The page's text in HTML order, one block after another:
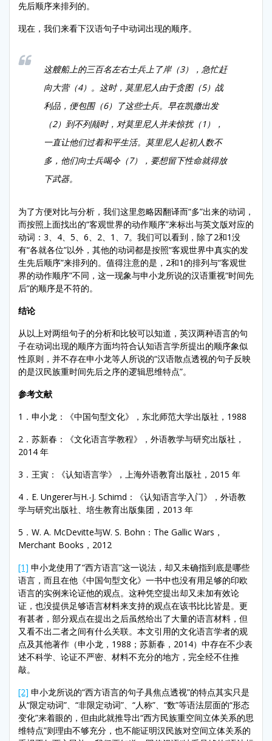
先后顺序来排列的。
现在，我们来看下汉语句子中动词出现的顺序。
这艘船上的三百名左右士兵上了岸（3），急忙赶
向大营（4）。这时，莫里尼人由于贪图（5）战
利品，便包围（6）了这些士兵。早在凯撒出发
（2）到不列颠时，对莫里尼人并未惊扰（1），
一直让他们过着和平生活。莫里尼人起初人数不
多，他们向士兵喝令（7），要想留下性命就得放
下武器。
为了方便对比与分析，我们这里忽略因翻译而“多”出来的动词，
而按照上面找出的“客观世界的动作顺序”来标出与英文版对应的
动词：3、4、5、6、2、1、7。我们可以看到，除了2和1没
有“各就各位”以外，其他的动词都是按照“客观世界中真实的发
生先后顺序”来排列的。值得注意的是，2和1的排列与“客观世
界的动作顺序”不同，这一现象与申小龙所说的汉语重视“时间先
后”的顺序是不符的。
结论
从以上对两组句子的分析和比较可以知道，英汉两种语言的句
子在动词出现的顺序方面均符合认知语言学所提出的顺序象似
性原则，并不存在申小龙等人所说的“汉语散点透视的句子反映
的是汉民族重时间先后之序的逻辑思维特点”。
参考文献
1．申小龙：《中国句型文化》，东北师范大学出版社，1988
2．苏新春：《文化语言学教程》，外语教学与研究出版社，
2014 年
3．王寅：《认知语言学》，上海外语教育出版社，2015 年
4．E. Ungerer与H.-J. Schimd：《认知语言学入门》，外语教
学与研究出版社、培生教育出版集团，2013 年
5．W. A. McDevitte与W. S. Bohn：The Gallic Wars，
Merchant Books，2012
[1] 申小龙使用了“西方语言”这一说法，却又未确指到底是哪些
语言，而且在他《中国句型文化》一书中也没有用足够的印欧
语言的实例来论证他的观点。这种凭空提出却又未加有效论
证，也没提供足够语言材料来支持的观点在该书比比皆是。更
有甚者，部分观点在提出之后虽然给出了大量的语言材料，但
又看不出二者之间有什么关联。本文引用的文化语言学者的观
点及其他著作（申小龙，1988；苏新春，2014）中存在不少表
述不科学、论证不严密、材料不充分的地方，完全经不住推
敲。
[2] 申小龙所说的“西方语言的句子具焦点透视”的特点其实只是
从“限定动词”、“非限定动词”、“人称”、“数”等语法层面的“形态
变化”来着眼的，但由此就推导出“西方民族重空间立体关系的思
维特点”则理由不够充分，也不能证明汉民族对空间立体关系的